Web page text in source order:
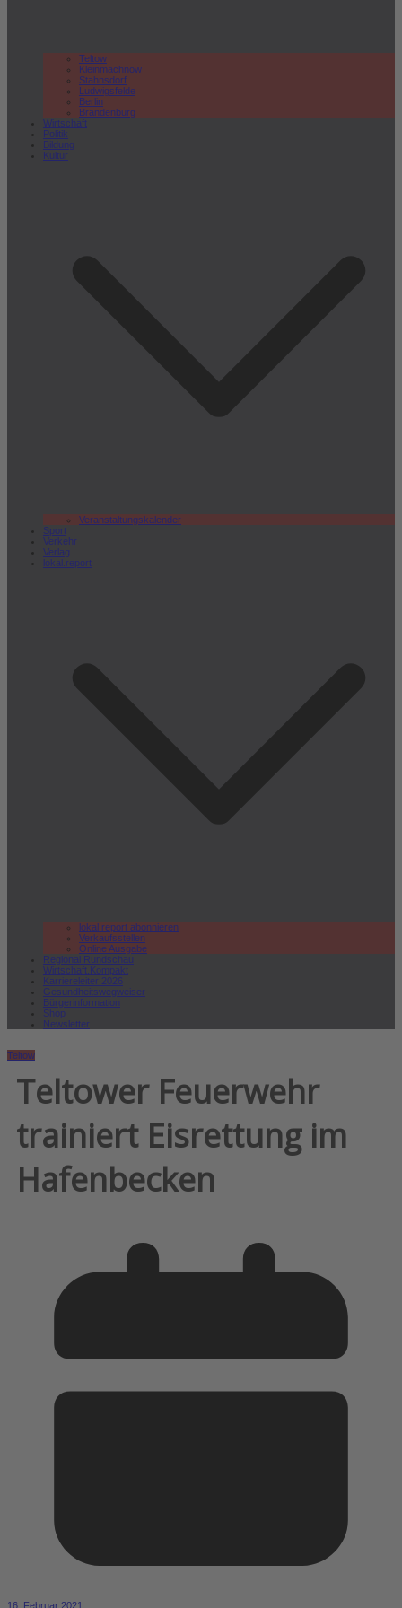
Teltow
Kleinmachnow
Stahnsdorf
Ludwigsfelde
Berlin
Brandenburg
Wirtschaft
Politik
Bildung
Kultur
Veranstaltungskalender
Sport
Verkehr
Verlag
lokal.report
lokal.report abonnieren
Verkaufsstellen
Online Ausgabe
Regional Rundschau
Wirtschaft.Kompakt
Karriereleiter 2026
Gesundheitswegweiser
Bürgerinformation
Shop
Newsletter
Teltow
Teltower Feuerwehr
trainiert Eisrettung im
Hafenbecken
16. Februar 2021